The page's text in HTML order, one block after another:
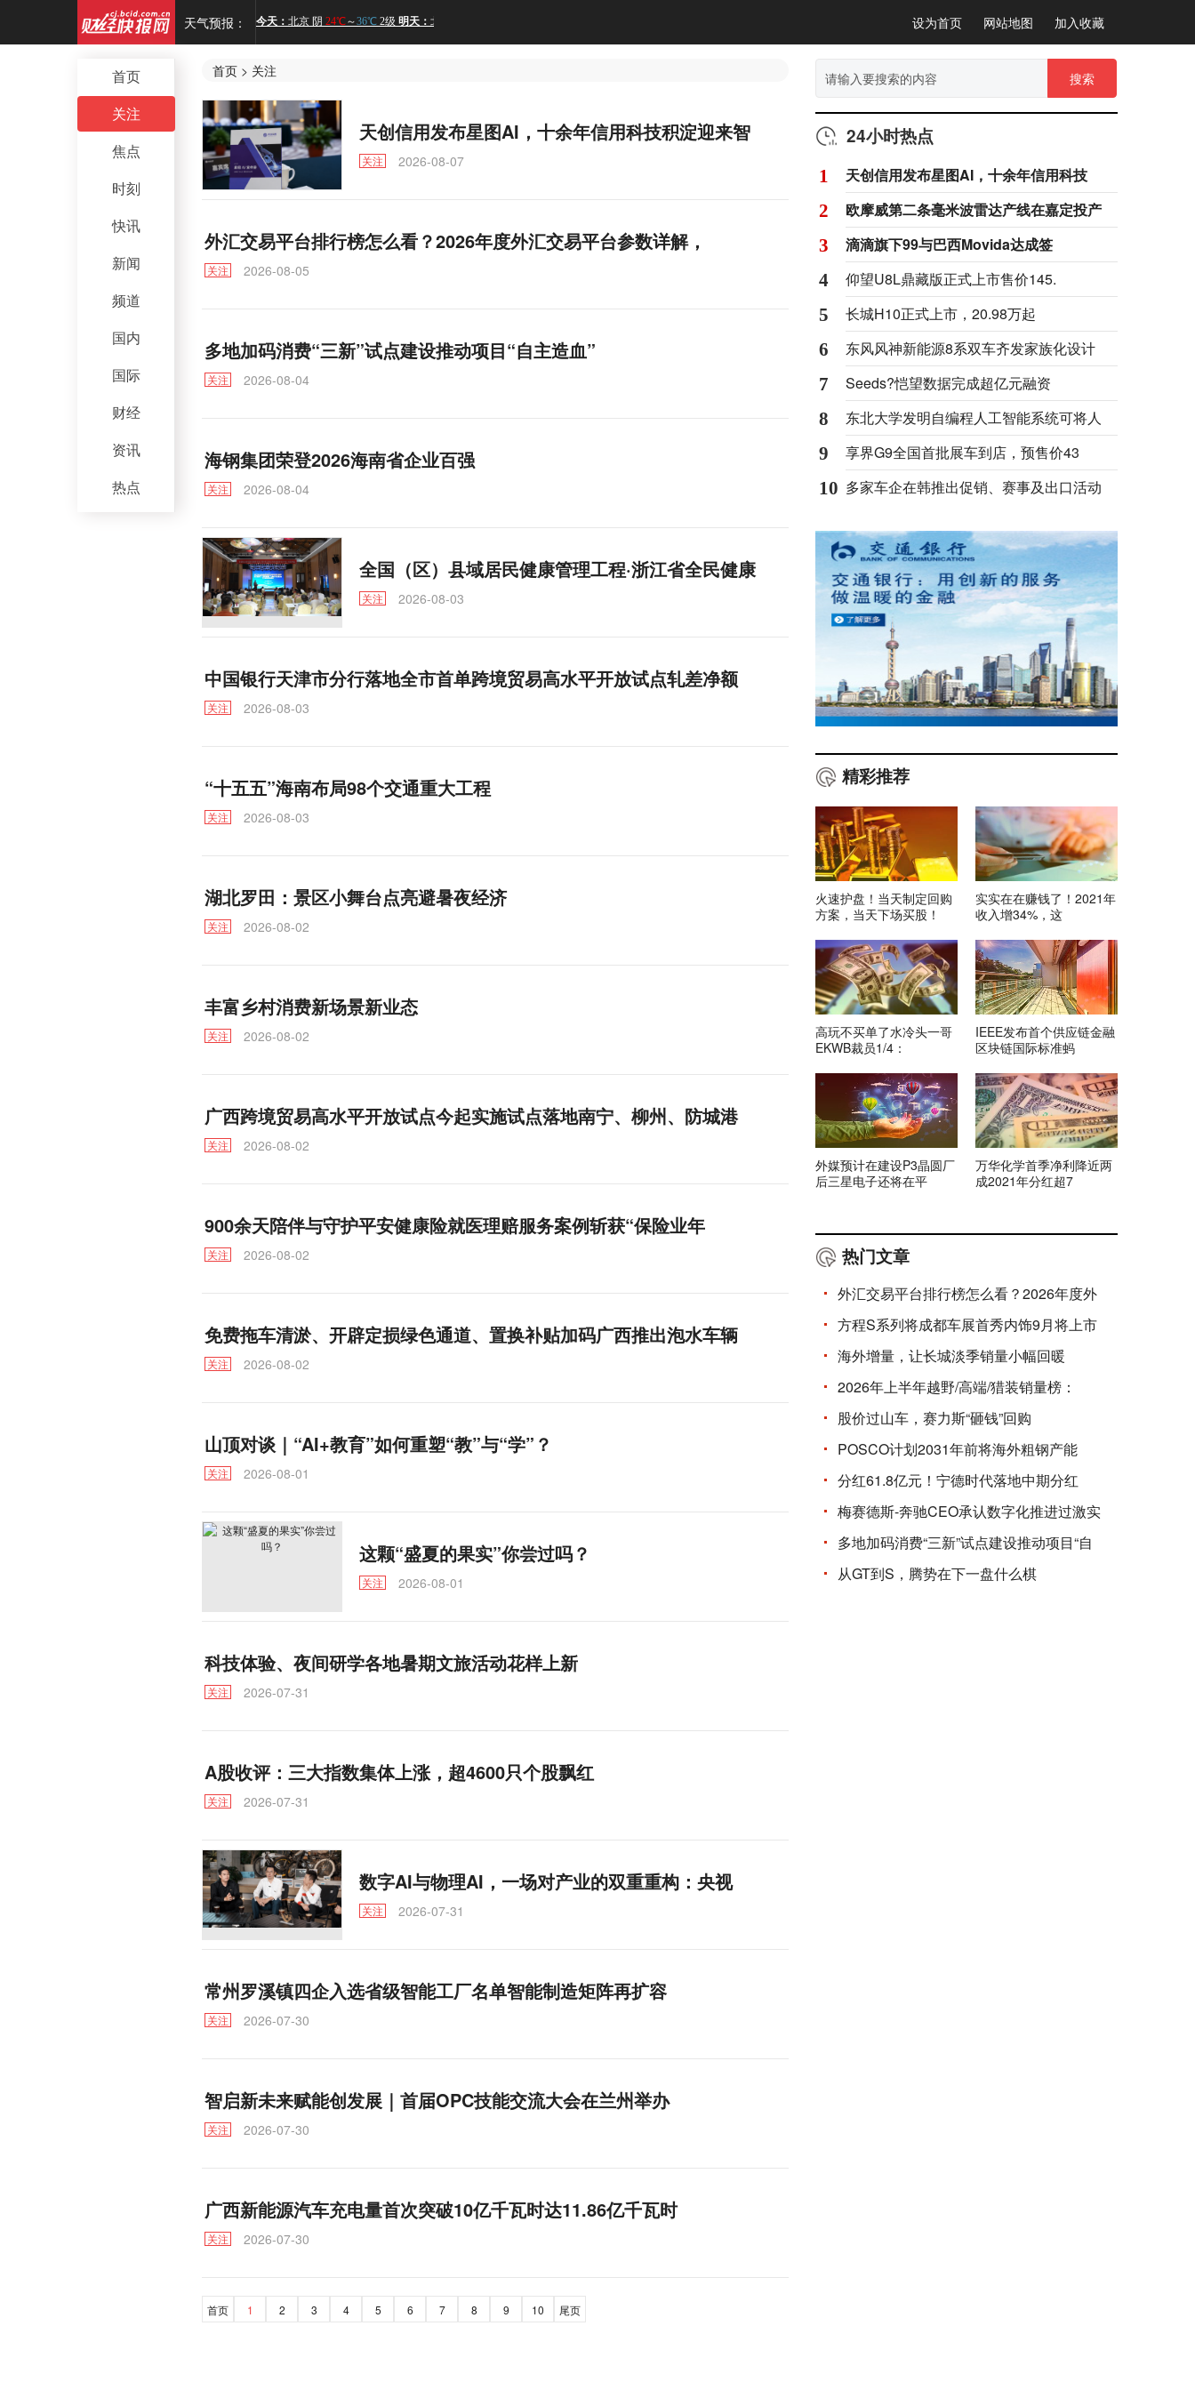
天气预报： 设为首页 网站地图 加入收藏
首页
关注
焦点
时刻
快讯
新闻
频道
国内
国际
财经
资讯
热点
首页 > 关注
天创信用发布星图AI，十余年信用科技积淀迎来智
关注 2026-08-07
外汇交易平台排行榜怎么看？2026年度外汇交易平台参数详解，
关注 2026-08-05
多地加码消费“三新”试点建设推动项目“自主造血”
关注 2026-08-04
海钢集团荣登2026海南省企业百强
关注 2026-08-04
全国（区）县域居民健康管理工程·浙江省全民健康
关注 2026-08-03
中国银行天津市分行落地全市首单跨境贸易高水平开放试点轧差净额
关注 2026-08-03
“十五五”海南布局98个交通重大工程
关注 2026-08-03
湖北罗田：景区小舞台点亮避暑夜经济
关注 2026-08-02
丰富乡村消费新场景新业态
关注 2026-08-02
广西跨境贸易高水平开放试点今起实施试点落地南宁、柳州、防城港
关注 2026-08-02
900余天陪伴与守护平安健康险就医理赔服务案例斩获“保险业年
关注 2026-08-02
免费拖车清淤、开辟定损绿色通道、置换补贴加码广西推出泡水车辆
关注 2026-08-02
山顶对谈｜“AI+教育”如何重塑“教”与“学”？
关注 2026-08-01
这颗“盛夏的果实”你尝过吗？
关注 2026-08-01
科技体验、夜间研学各地暑期文旅活动花样上新
关注 2026-07-31
A股收评：三大指数集体上涨，超4600只个股飘红
关注 2026-07-31
数字AI与物理AI，一场对产业的双重重构：央视
关注 2026-07-31
常州罗溪镇四企入选省级智能工厂名单智能制造矩阵再扩容
关注 2026-07-30
智启新未来赋能创发展｜首届OPC技能交流大会在兰州举办
关注 2026-07-30
广西新能源汽车充电量首次突破10亿千瓦时达11.86亿千瓦时
关注 2026-07-30
首页 1 2 3 4 5 6 7 8 9 10 尾页
搜索
24小时热点
1 天创信用发布星图AI，十余年信用科技
2 欧摩威第二条毫米波雷达产线在嘉定投产
3 滴滴旗下99与巴西Movida达成签
4 仰望U8L鼎藏版正式上市售价145.
5 长城H10正式上市，20.98万起
6 东风风神新能源8系双车齐发家族化设计
7 Seeds?恺望数据完成超亿元融资
8 东北大学发明自编程人工智能系统可将人
9 享界G9全国首批展车到店，预售价43
10 多家车企在韩推出促销、赛事及出口活动
精彩推荐
火速护盘！当天制定回购
方案，当天下场买股！
实实在在赚钱了！2021年
收入增34%，这
高玩不买单了水冷头一哥
EKWB裁员1/4：
IEEE发布首个供应链金融
区块链国际标准蚂
外媒预计在建设P3晶圆厂
后三星电子还将在平
万华化学首季净利降近两
成2021年分红超7
热门文章
外汇交易平台排行榜怎么看？2026年度外
方程S系列将成都车展首秀内饰9月将上市
海外增量，让长城淡季销量小幅回暖
2026年上半年越野/高端/猎装销量榜：
股价过山车，赛力斯“砸钱”回购
POSCO计划2031年前将海外粗钢产能
分红61.8亿元！宁德时代落地中期分红
梅赛德斯-奔驰CEO承认数字化推进过激实
多地加码消费“三新”试点建设推动项目“自
从GT到S，腾势在下一盘什么棋